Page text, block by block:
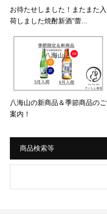
お待たせしました！またまた入
荷しました焼酎新酒”蕾...
八海山の新商品＆季節商品のご
案内！
商品検索等